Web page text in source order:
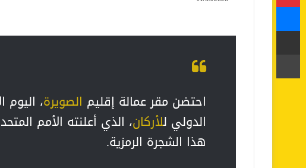
احتضن مقر عمالة إقليم الصويرة، اليوم
الدولي للأركان
هذا الشجرة الرمزية.